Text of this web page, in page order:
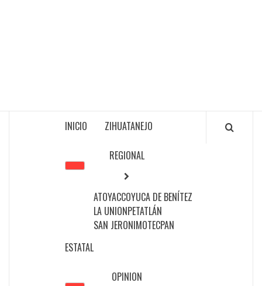
INICIO ZIHUATANEJO
REGIONAL
ATOYACCOYUCA DE BENÍTEZ
LA UNIONPETATLÁN
SAN JERONIMOTECPAN
ESTATAL
OPINION